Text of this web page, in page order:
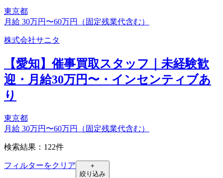
東京都
月給 30万円〜60万円（固定残業代含む）
株式会社サニタ
【愛知】催事買取スタッフ｜未経験歓
迎・月給30万円〜・インセンティブあ
り
東京都
月給 30万円〜60万円（固定残業代含む）
検索結果：122件
フィルターをクリア
+
絞り込み